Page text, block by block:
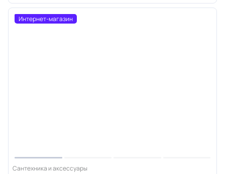
Интернет-магазин
Сантехника и аксессуары